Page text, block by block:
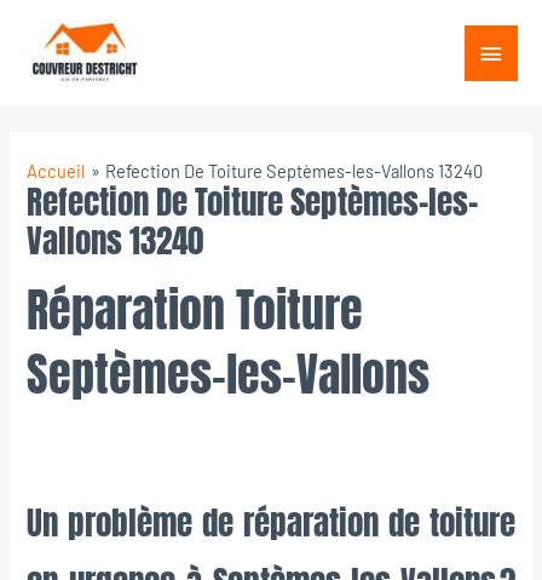
contenu
Menu
Accueil Refection De Toiture Septèmes-les-Vallons 13240
Refection De Toiture Septèmes-les-
Vallons 13240
Réparation Toiture
Septèmes-les-Vallons
Un problème de réparation de toiture